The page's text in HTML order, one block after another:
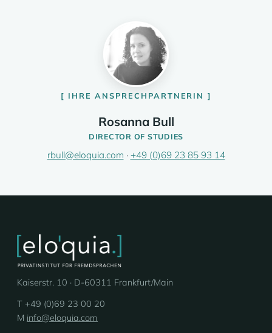
IHRE ANSPRECHPARTNERIN
Rosanna Bull
DIRECTOR OF STUDIES
rbull@eloquia.com · +49 (0)69 23 85 93 14
Kaiserstr. 10 · D-60311 Frankfurt/Main
T +49 (0)69 23 00 20
M info@eloquia.com